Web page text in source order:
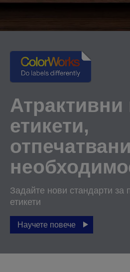
Атрактивни
етикети,
Задайте нови стандарти за
етикети
Научете повече